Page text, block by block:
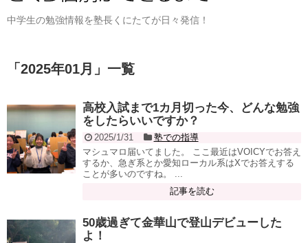
中学生の勉強情報を塾長くにたてが日々発信！
「 2025年01月 」 一覧
高校入試まで1カ月切った今、どんな勉強
をしたらいいですか？
2025/1/31
塾での指導
マシュマロ届いてました。 ここ最近はVOICYでお答え
するか、急ぎ系とか愛知ローカル系はXでお答えする
ことが多いのですね。 ...
記事を読む
50歳過ぎて金華山で登山デビューした
よ！